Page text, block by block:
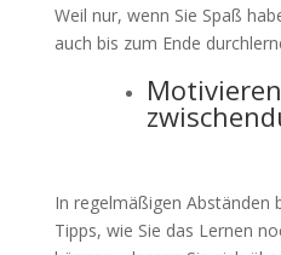
Weil nur, wenn Sie Spaß
auch bis zum Ende
In regelmäßigen Abständen
Tipps, wie Sie das Lernen